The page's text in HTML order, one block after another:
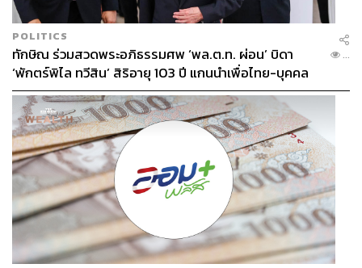
POLITICS
ทักษิณ ร่วมสวดพระอภิธรรมศพ ‘พล.ต.ท. ผ่อน’ บิดา
‘พักตร์พิไล ทวีสิน’ สิริอายุ 103 ปี แกนนำเพื่อไทย-บุคคล
หลากวงการร่วมอาลัย
...